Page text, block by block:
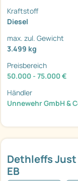
Dethleffs Just
EB
Kraftstoff
Diesel
max. zul. Gewicht
3.499 kg
Preisbereich
50.000 - 75.000 €
Händler
Unnewehr GmbH &